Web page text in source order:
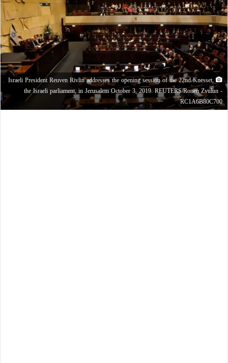
Israeli President Reuven Rivlin addresses the opening session of the 22nd Knesset,
the Israeli parliament, in Jerusalem October 3, 2019. REUTERS/Ronen Zvulun -
RC1A6B80C700